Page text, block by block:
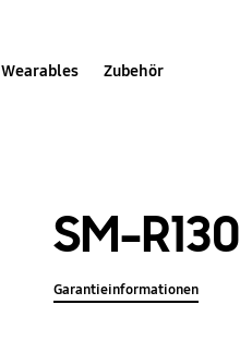
Wearables Zubehör
SM-R130
Garantieinformationen